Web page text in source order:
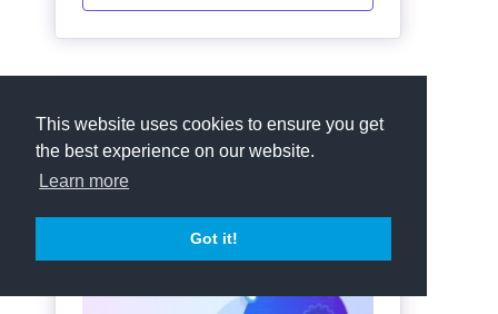
This website uses cookies to ensure you get
the best experience on our website.
Learn more
Got it!
Accede a nuestra última
guía de testing continuo